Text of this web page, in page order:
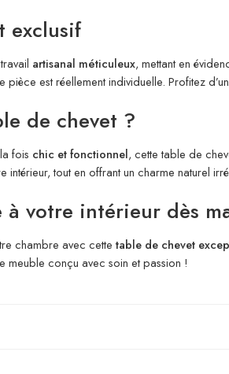
exclusif
artisanal méticuleux, mettant en
pièce est réellement individuelle. Profitez
de chevet ?
fois chic et fonctionnel, cette table de
tout en offrant un charme naturel
votre intérieur dès
chambre avec cette table de chevet
meuble conçu avec soin et passion !